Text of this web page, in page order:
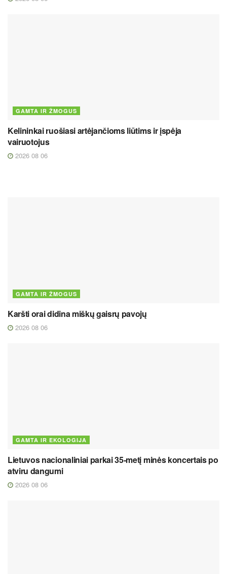
GAMTA IR ŽMOGUS
Kelininkai ruošiasi artėjančioms liūtims ir įspėja
vairuotojus
2026 08 06
GAMTA IR ŽMOGUS
Karšti orai didina miškų gaisrų pavojų
2026 08 06
GAMTA IR EKOLOGIJA
Lietuvos nacionaliniai parkai 35-metį minės koncertais po
atviru dangumi
2026 08 06